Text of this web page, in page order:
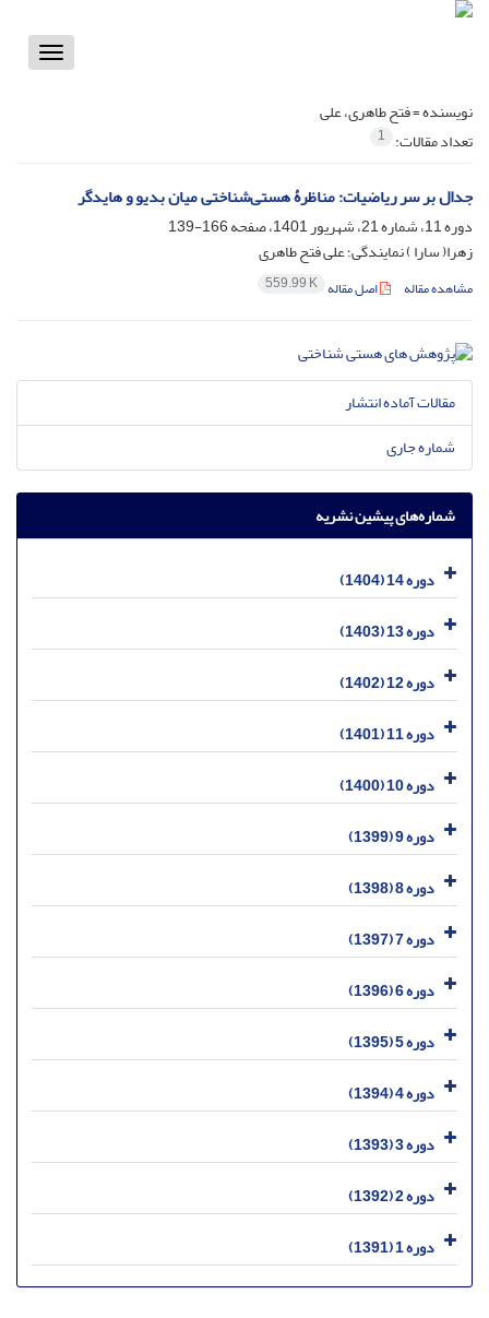
Toggle
نویسنده =فتح طاهری، علی
تعداد مقالات: 1
جدال بر سر ریاضیات: مناظرۀ هستی‌شناختی میان بدیو و هایدگر
دوره 11، شماره 21، شهریور 1401، صفحه
166-139
زهرا( سارا ) نمایندگی؛ علی فتح طاهری
مشاهده مقاله اصل مقاله 559.99 K
مقالات آماده انتشار
شماره جاری
شماره‌های پیشین نشریه
دوره 14 (1404)
دوره 13 (1403)
دوره 12 (1402)
دوره 11 (1401)
دوره 10 (1400)
دوره 9 (1399)
دوره 8 (1398)
دوره 7 (1397)
دوره 6 (1396)
دوره 5 (1395)
دوره 4 (1394)
دوره 3 (1393)
دوره 2 (1392)
دوره 1 (1391)